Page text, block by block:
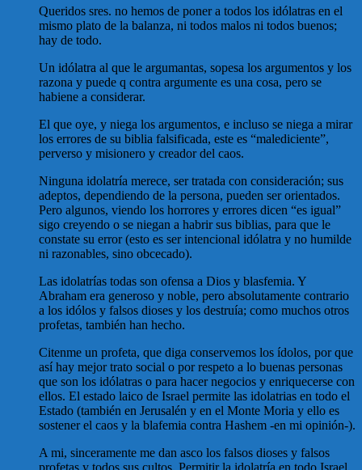
Queridos sres. no hemos de poner a todos los idólatras en el
mismo plato de la balanza, ni todos malos ni todos buenos;
hay de todo.
Un idólatra al que le argumantas, sopesa los argumentos y los
razona y puede q contra argumente es una cosa, pero se
habiene a considerar.
El que oye, y niega los argumentos, e incluso se niega a mirar
los errores de su biblia falsificada, este es “malediciente”,
perverso y misionero y creador del caos.
Ninguna idolatría merece, ser tratada con consideración; sus
adeptos, dependiendo de la persona, pueden ser orientados.
Pero algunos, viendo los horrores y errores dicen “es igual”
sigo creyendo o se niegan a habrir sus biblias, para que le
constate su error (esto es ser intencional idólatra y no humilde
ni razonables, sino obcecado).
Las idolatrías todas son ofensa a Dios y blasfemia. Y
Abraham era generoso y noble, pero absolutamente contrario
a los idólos y falsos dioses y los destruía; como muchos otros
profetas, también han hecho.
Citenme un profeta, que diga conservemos los ídolos, por que
así hay mejor trato social o por respeto a lo buenas personas
que son los idólatras o para hacer negocios y enriquecerse con
ellos. El estado laico de Israel permite las idolatrias en todo el
Estado (también en Jerusalén y en el Monte Moria y ello es
sostener el caos y la blafemia contra Hashem -en mi opinión-).
A mi, sinceramente me dan asco los falsos dioses y falsos